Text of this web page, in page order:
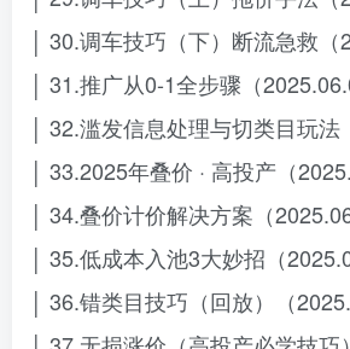
│ 30.调车技巧（下）断流急救（
│ 31.推广从0-1全步骤（
│ 32.滥发信息处理与切类目玩法
│ 33.2025年叠价 · 高投产（
│ 34.叠价计价解决方案（
│ 35.低成本入池3大妙招（
│ 36.错类目技巧（回放）（